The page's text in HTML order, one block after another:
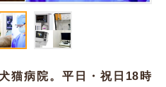
猫病院。平日・祝日18時